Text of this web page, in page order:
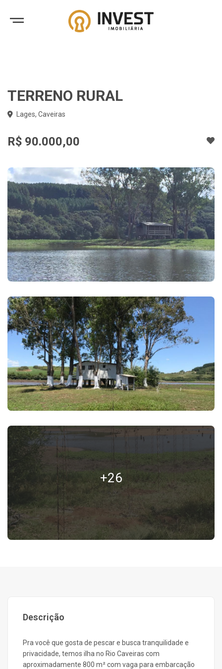
TERRENO RURAL
Lages, Caveiras
R$ 90.000,00
+26
Descrição
Pra você que gosta de pescar e busca tranquilidade e
privacidade, temos ilha no Rio Caveiras com
aproximadamente 800 m² com vaga para embarcação